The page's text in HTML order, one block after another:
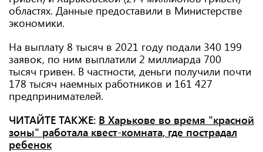
областях. Данные предоставили в Министерстве
экономики.
На выплату 8 тысяч в 2021 году подали 340 199
заявок, по ним выплатили 2 миллиарда 700
тысяч гривен. В частности, деньги получили почти
178 тысяч наемных работников и 161 427
предпринимателей.
ЧИТАЙТЕ ТАКЖЕ: В Харькове во время "красной
зоны" работала квест-комната, где пострадал
ребенок